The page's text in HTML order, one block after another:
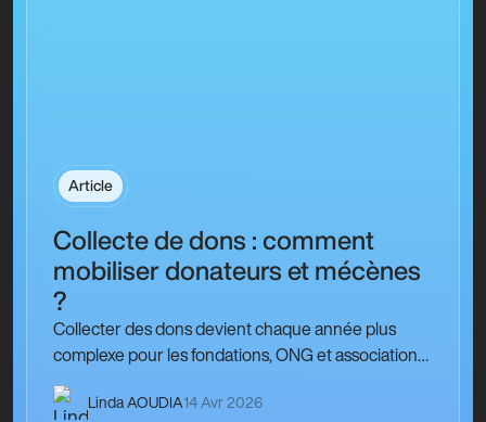
Article
Collecte de dons : comment
mobiliser donateurs et mécènes
?
Collecter des dons devient chaque année plus
complexe pour les fondations, ONG et associations
caritatives qui financent leurs projets grâce à la
générosité du…
Linda AOUDIA14 Avr 2026